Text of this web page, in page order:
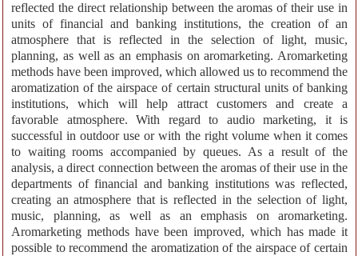
reflected the direct relationship between the aromas of their use in
units of financial and banking institutions, the creation of an
atmosphere that is reflected in the selection of light, music,
planning, as well as an emphasis on aromarketing. Aromarketing
methods have been improved, which allowed us to recommend the
aromatization of the airspace of certain structural units of banking
institutions, which will help attract customers and create a
favorable atmosphere. With regard to audio marketing, it is
successful in outdoor use or with the right volume when it comes
to waiting rooms accompanied by queues. As a result of the
analysis, a direct connection between the aromas of their use in the
departments of financial and banking institutions was reflected,
creating an atmosphere that is reflected in the selection of light,
music, planning, as well as an emphasis on aromarketing.
Aromarketing methods have been improved, which has made it
possible to recommend the aromatization of the airspace of certain